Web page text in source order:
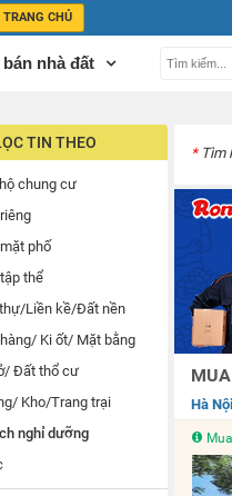
TRANG CHỦ
bán nhà đất
TIN THEO
chung cư
phố
thể
Liền kề/Đất nền
Ki ốt/ Mặt bằng
Đất thổ cư
Kho/Trang trại
nghỉ dưỡng
* Tìm
Hà Nội